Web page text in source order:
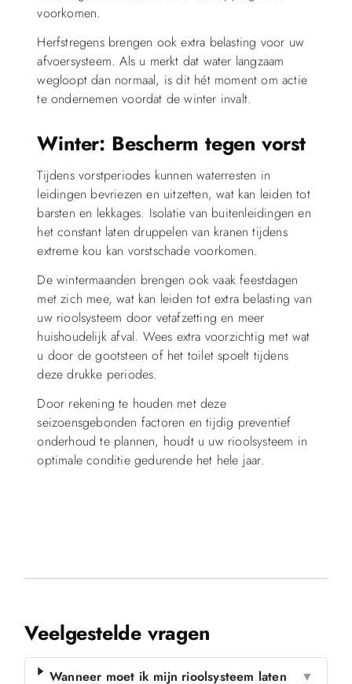
voorkomen.
Herfstregens brengen ook extra belasting voor uw
afvoersysteem. Als u merkt dat water langzaam
wegloopt dan normaal, is dit hét moment om actie
te ondernemen voordat de winter invalt.
Winter: Bescherm tegen vorst
Tijdens vorstperiodes kunnen waterresten in
leidingen bevriezen en uitzetten, wat kan leiden tot
barsten en lekkages. Isolatie van buitenleidingen en
het constant laten druppelen van kranen tijdens
extreme kou kan vorstschade voorkomen.
De wintermaanden brengen ook vaak feestdagen
met zich mee, wat kan leiden tot extra belasting van
uw rioolsysteem door vetafzetting en meer
huishoudelijk afval. Wees extra voorzichtig met wat
u door de gootsteen of het toilet spoelt tijdens
deze drukke periodes.
Door rekening te houden met deze
seizoensgebonden factoren en tijdig preventief
onderhoud te plannen, houdt u uw rioolsysteem in
optimale conditie gedurende het hele jaar.
Veelgestelde vragen
Wanneer moet ik mijn rioolsysteem laten ▼